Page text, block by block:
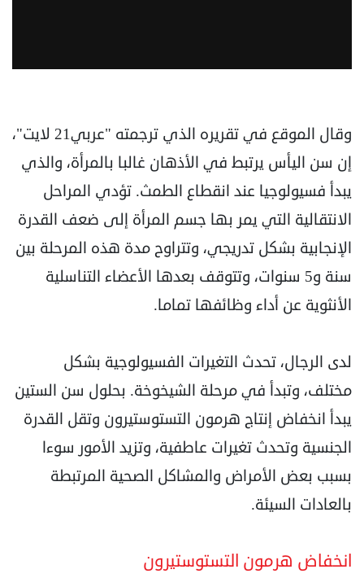
وقال الموقع في تقريره الذي ترجمته "عربي21 لايت"،
إن سن اليأس يرتبط في الأذهان غالبا بالمرأة، والذي
يبدأ فسيولوجيا عند انقطاع الطمث. تؤدي المراحل
الانتقالية التي يمر بها جسم المرأة إلى ضعف القدرة
الإنجابية بشكل تدريجي، وتتراوح مدة هذه المرحلة بين
سنة و5 سنوات، وتتوقف بعدها الأعضاء التناسلية
الأنثوية عن أداء وظائفها تماما.
لدى الرجال، تحدث التغيرات الفسيولوجية بشكل
مختلف، وتبدأ في مرحلة الشيخوخة. بحلول سن الستين
يبدأ انخفاض إنتاج هرمون التستوستيرون وتقل القدرة
الجنسية وتحدث تغيرات عاطفية، وتزيد الأمور سوءا
بسبب بعض الأمراض والمشاكل الصحية المرتبطة
بالعادات السيئة.
انخفاض هرمون التستوستيرون